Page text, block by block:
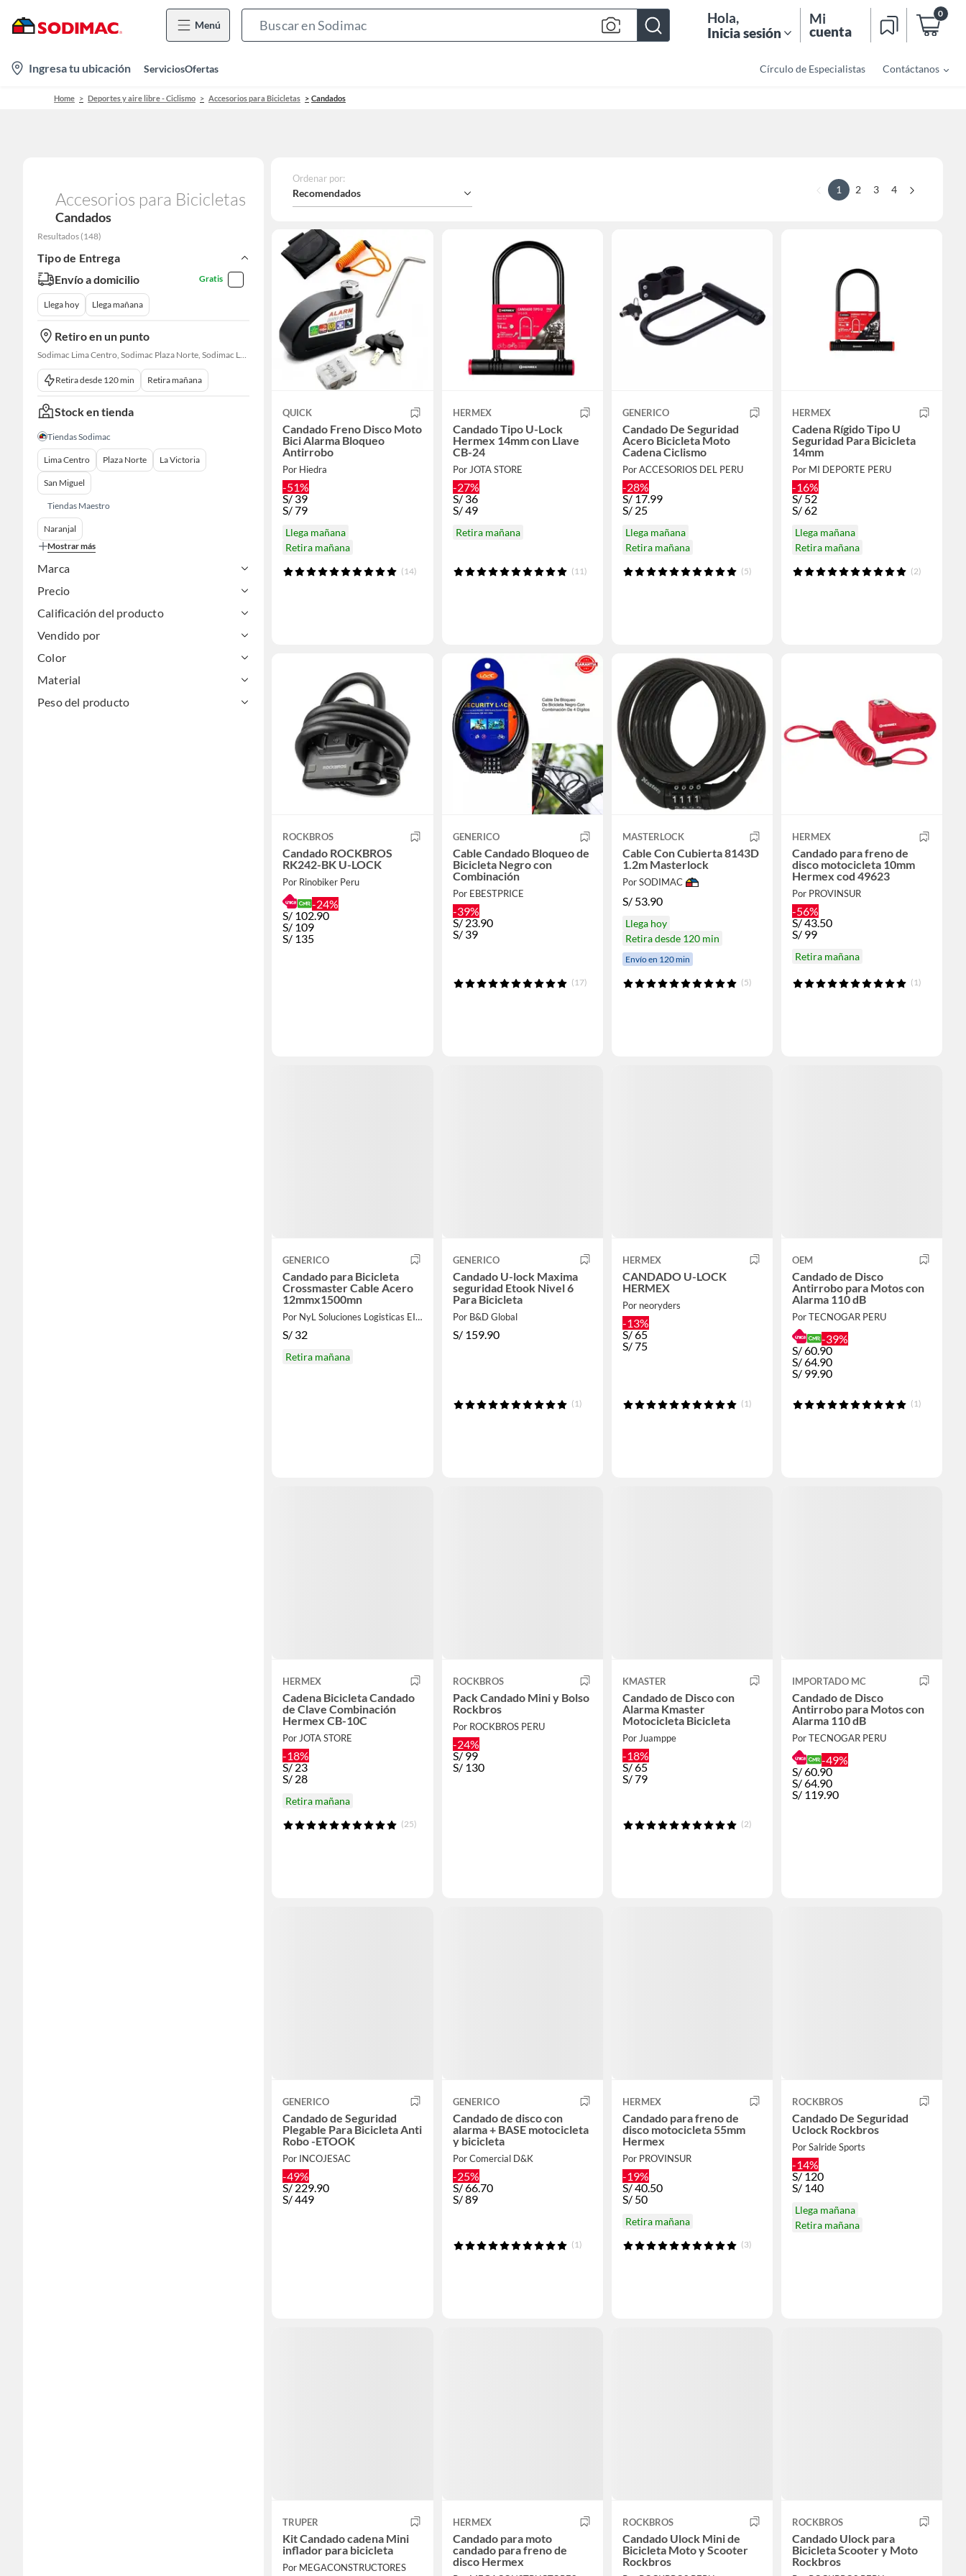
Menú
Bar
Hola,
Inicia sesión
Mi
cuenta
0
location-
icon
Ingresa tu ubicación ServiciosOfertas Círculo de Especialistas Contáctanos
Home Deportes y aire libre - Ciclismo Accesorios para Bicicletas Candados
Accesorios para Bicicletas
Candados
Resultados (148)
Tipo de Entrega
Envío a domicilio
Gratis
Llega hoy Llega mañana
Retiro en un punto
Sodimac Lima Centro, Sodimac Plaza Norte, Sodimac La Victoria, Sodimac San Miguel, Sodimac S. J. Lurigancho, Sodimac Primavera, Sodimac Av. La Molina, Sodimac Naranjal
Retira desde 120 min Retira mañana
Stock en tienda
Tiendas Sodimac
Lima Centro Plaza Norte La Victoria
San Miguel
Tiendas Maestro
Naranjal
Mostrar más
Marca
Precio
Calificación del producto
Vendido por
Color
Material
Peso del producto
Ordenar por:
Recomendados 1 2 3 4
QUICK
Candado Freno Disco Moto
Bici Alarma Bloqueo
Antirrobo
Por Hiedra
-51%
S/ 39
S/79
Llega mañana
Retira mañana
(14)
HERMEX
Candado Tipo U-Lock
Hermex 14mm con Llave
CB-24
Por JOTA STORE
-27%
S/ 36
S/49
Retira mañana
(11)
GENERICO
Candado De Seguridad
Acero Bicicleta Moto
Cadena Ciclismo
Por ACCESORIOS DEL PERU
-28%
S/ 17.99
S/ 25
Llega mañana
Retira mañana
(5)
HERMEX
Cadena Rígido Tipo U
Seguridad Para Bicicleta
14mm
Por MI DEPORTE PERU
-16%
S/ 52
S/62
Llega mañana
Retira mañana
(2)
ROCKBROS
Candado ROCKBROS
RK242-BK U-LOCK
Por Rinobiker Peru
-24%
S/ 102.90
S/ 109
S/ 135
GENERICO
Cable Candado Bloqueo de
Bicicleta Negro con
Combinación
Por EBESTPRICE
-39%
S/ 23.90
S/ 39
(17)
MASTERLOCK
Cable Con Cubierta 8143D
1.2m Masterlock
Por SODIMAC
S/ 53.90
Llega hoy
Retira desde 120 min
Envío en 120 min
(5)
HERMEX
Candado para freno de
disco motocicleta 10mm
Hermex cod 49623
Por PROVINSUR
-56%
S/43.50
S/ 99
Retira mañana
(1)
GENERICO
Candado para Bicicleta
Crossmaster Cable Acero
12mmx1500mn
Por NyL Soluciones Logisticas EIRL
S/ 32
Retira mañana
GENERICO
Candado U-lock Maxima
seguridad Etook Nivel 6
Para Bicicleta
Por B&D Global
S/ 159.90
(1)
HERMEX
CANDADO U-LOCK
HERMEX
Por neoryders
-13%
S/65
S/75
(1)
OEM
Candado de Disco
Antirrobo para Motos con
Alarma 110 dB
Por TECNOGAR PERU
-39%
S/60.90
S/64.90
S/ 99.90
(1)
HERMEX
Cadena Bicicleta Candado
de Clave Combinación
Hermex CB-10C
Por JOTA STORE
-18%
S/23
S/ 28
Retira mañana
(25)
ROCKBROS
Pack Candado Mini y Bolso
Rockbros
Por ROCKBROS PERU
-24%
S/99
S/ 130
KMASTER
Candado de Disco con
Alarma Kmaster
Motocicleta Bicicleta
Por Juamppe
-18%
S/65
S/79
(2)
IMPORTADO MC
Candado de Disco
Antirrobo para Motos con
Alarma 110 dB
Por TECNOGAR PERU
-49%
S/60.90
S/64.90
S/ 119.90
GENERICO
Candado de Seguridad
Plegable Para Bicicleta Anti
Robo -ETOOK
Por INCOJESAC
-49%
S/229.90
S/449
GENERICO
Candado de disco con
alarma + BASE motocicleta
y bicicleta
Por Comercial D&K
-25%
S/66.70
S/89
(1)
HERMEX
Candado para freno de
disco motocicleta 55mm
Hermex
Por PROVINSUR
-19%
S/40.50
S/ 50
Retira mañana
(3)
ROCKBROS
Candado De Seguridad
Uclock Rockbros
Por Salride Sports
-14%
S/120
S/ 140
Llega mañana
Retira mañana
TRUPER
Kit Candado cadena Mini
inflador para bicicleta
Por MEGACONSTRUCTORES
HERMEX
Candado para moto
candado para freno de
disco Hermex
ROCKBROS
Candado Ulock Mini de
Bicicleta Moto y Scooter
Rockbros
ROCKBROS
Candado Ulock para
Bicicleta Scooter y Moto
Rockbros